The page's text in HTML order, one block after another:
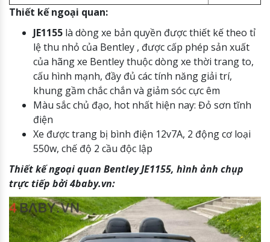
Thiết kế ngoại quan:
JE1155 là dòng xe bản quyền được thiết kế theo tỉ
lệ thu nhỏ của Bentley , được cấp phép sản xuất
của hãng xe Bentley thuộc dòng xe thời trang to,
cấu hình mạnh, đầy đủ các tính năng giải trí,
khung gầm chắc chắn và giảm sóc cực êm
Màu sắc chủ đạo, hot nhất hiện nay: Đỏ sơn tĩnh
điện
Xe được trang bị bình điện 12v7A, 2 động cơ loại
550w, chế độ 2 cầu độc lập
Thiết kế ngoại quan Bentley JE1155, hình ảnh chụp
trực tiếp bởi 4baby.vn: